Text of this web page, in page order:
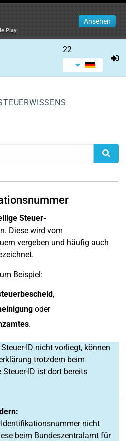
Play
Ansehen
22
Steuer-
Diese wird vom
vergeben und häufig auch
Beispiel:
,
oder
.
ID nicht vorliegt, können
trotzdem beim
ID ist dort bereits
Identifikationsnummer nicht
beim Bundeszentralamt für